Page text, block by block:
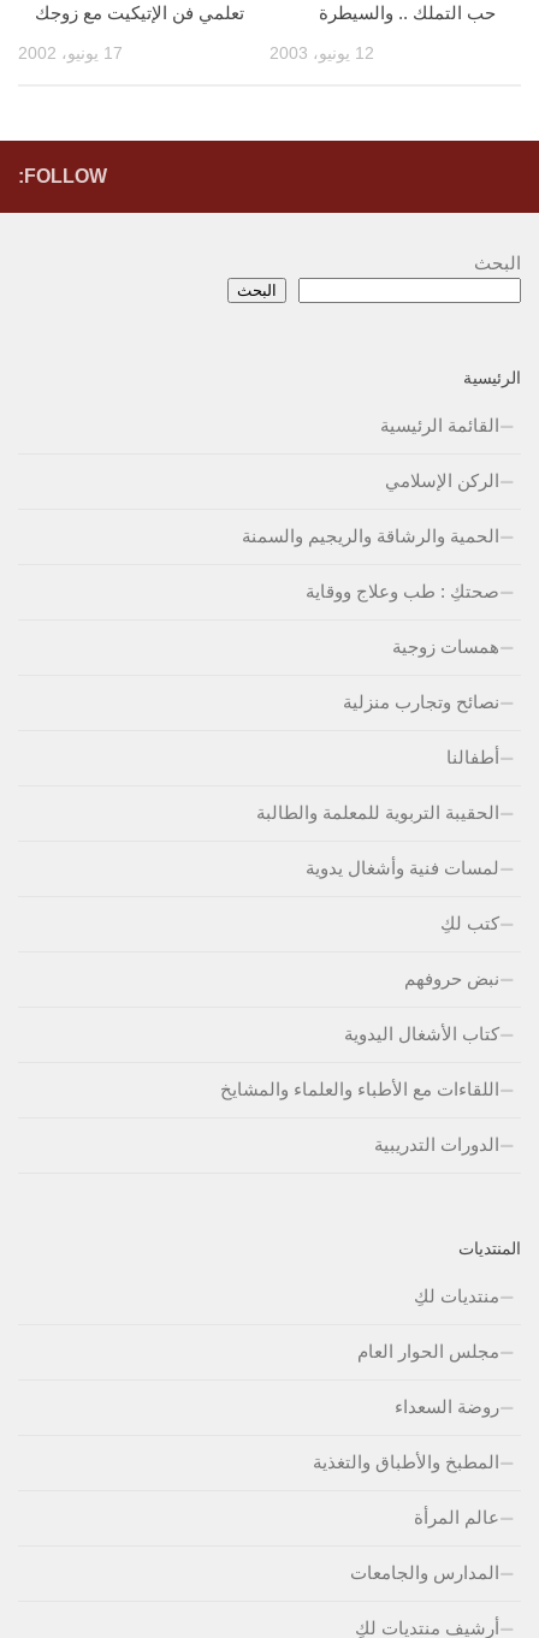
تعلمي فن الإتيكيت مع زوجك
17 يونيو، 2002
حب التملك .. والسيطرة
12 يونيو، 2003
FOLLOW:
البحث
البحث
الرئيسية
القائمة الرئيسية
الركن الإسلامي
الحمية والرشاقة والريجيم والسمنة
صحتكِ : طب وعلاج ووقاية
همسات زوجية
نصائح وتجارب منزلية
أطفالنا
الحقيبة التربوية للمعلمة والطالبة
لمسات فنية وأشغال يدوية
كتب لكِ
نبض حروفهم
كتاب الأشغال اليدوية
اللقاءات مع الأطباء والعلماء والمشايخ
الدورات التدريبية
المنتديات
منتديات لكِ
مجلس الحوار العام
روضة السعداء
المطبخ والأطباق والتغذية
عالم المرأة
المدارس والجامعات
أرشيف منتديات لكِ